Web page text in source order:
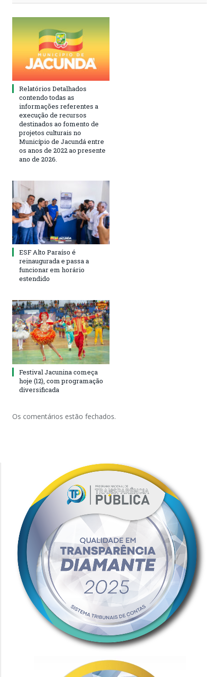
Relatórios Detalhados
contendo todas as
informações referentes a
execução de recursos
destinados ao fomento de
projetos culturais no
Município de Jacundá entre
os anos de 2022 ao presente
ano de 2026.
ESF Alto Paraíso é
reinaugurada e passa a
funcionar em horário
estendido
Festival Jacunina começa
hoje (12), com programação
diversificada
Os comentários estão fechados.